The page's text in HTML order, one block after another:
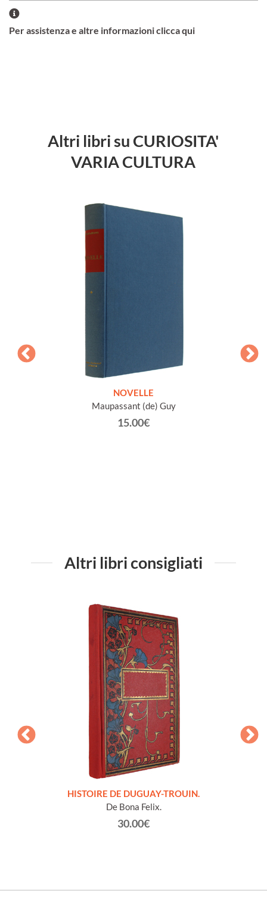
Per assistenza e altre informazioni clicca qui
Altri libri su CURIOSITA'
VARIA CULTURA
NOVELLE
Maupassant (de) Guy
15.00€
Altri libri consigliati
HISTOIRE DE DUGUAY-TROUIN.
De Bona Felix.
30.00€